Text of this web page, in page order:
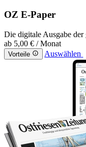
OZ E-Paper
Die digitale Ausgabe
ab 5,00 € / Monat
Vorteile Auswählen